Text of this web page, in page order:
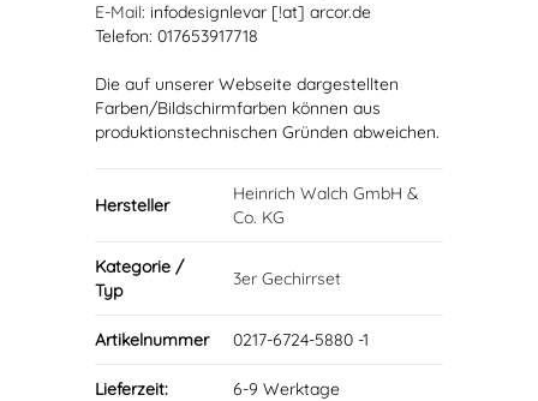
E-Mail: infodesignlevar [!at] arcor.de
Telefon: 017653917718
Die auf unserer Webseite dargestellten
Farben/Bildschirmfarben können aus
produktionstechnischen Gründen abweichen.
Hersteller
Heinrich Walch GmbH &
Co. KG
Kategorie /
Typ
3er Gechirrset
Artikelnummer 0217-6724-5880 -1
Lieferzeit: 6-9 Werktage